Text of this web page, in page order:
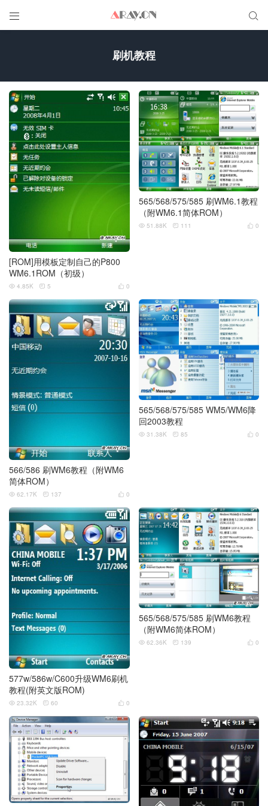
 
刷机教程
[ROM]用模板定制自己的P800
WM6.1ROM（初级）
 0
 4.85K  5
565/568/575/585 刷WM6.1教程
（附WM6.1简体ROM）
 0
 51.88K  111
566/586 刷WM6教程（附WM6
简体ROM）
 0
 62.17K  137
565/568/575/585 WM5/WM6降
回2003教程
 0
 31.38K  85
577w/586w/C600升级WM6刷机
教程(附英文版ROM)
 0
 23.32K  60
565/568/575/585 刷WM6教程
（附WM6简体ROM）
 0
 62.36K  139